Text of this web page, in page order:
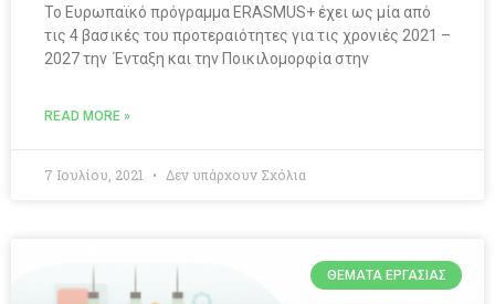
Το Ευρωπαϊκό πρόγραμμα ERASMUS+ έχει ως μία από
τις 4 βασικές του προτεραιότητες για τις χρονιές 2021 –
2027 την Ένταξη και την Ποικιλομορφία στην
READ MORE »
7 Ιουλίου, 2021 Δεν υπάρχουν Σχόλια
ΘΈΜΑΤΑ ΕΡΓΑΣΊΑΣ